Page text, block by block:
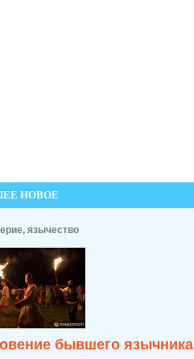
НОВОЕ
язычество
бывшего язычника